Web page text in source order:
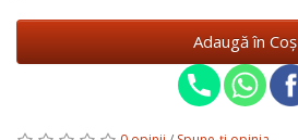
Adaugă în Coş